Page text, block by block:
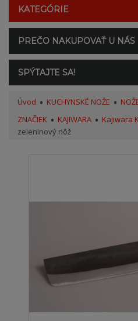
KATEGÓRIE
PREČO NAKUPOVAŤ U NÁS
SPÝTAJTE SA!
Úvod KUCHYNSKÉ NOŽE
ZNAČIEK
KAJIWARA Kajiwara
zeleninový nôž